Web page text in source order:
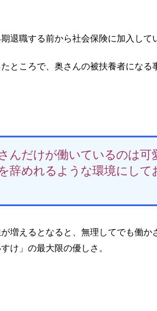
退職する前から社会保険に加入して
ところで、奥さんの被扶養者になる
んだけが働いているのは可
辞めれるような環境にして
増えるとなると、無理してでも働か
け」の最大限の優しさ。